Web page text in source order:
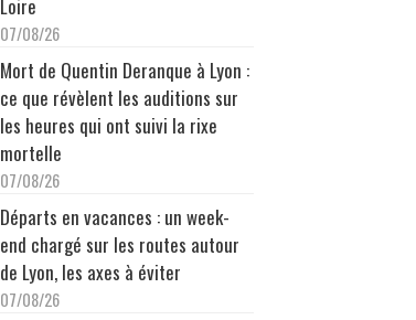
Loire
07/08/26
Mort de Quentin Deranque à Lyon :
ce que révèlent les auditions sur
les heures qui ont suivi la rixe
mortelle
07/08/26
Départs en vacances : un week-
end chargé sur les routes autour
de Lyon, les axes à éviter
07/08/26